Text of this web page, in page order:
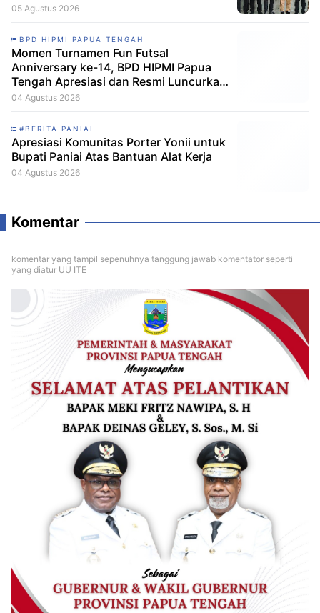
05 Agustus 2026
BPD HIPMI PAPUA TENGAH
Momen Turnamen Fun Futsal
Anniversary ke-14, BPD HIPMI Papua
Tengah Apresiasi dan Resmi Luncurkan
Skuad Baru Makamagu Papua FC
04 Agustus 2026
#BERITA PANIAI
Apresiasi Komunitas Porter Yonii untuk
Bupati Paniai Atas Bantuan Alat Kerja
04 Agustus 2026
Komentar
komentar yang tampil sepenuhnya tanggung jawab komentator seperti
yang diatur UU ITE